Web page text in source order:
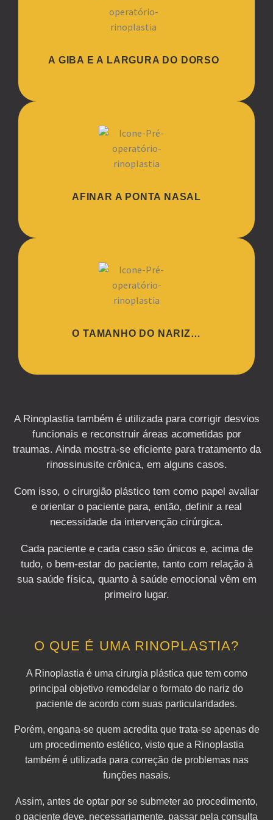
A GIBA E A LARGURA DO DORSO
AFINAR A PONTA NASAL
O TAMANHO DO NARIZ…
A Rinoplastia também é utilizada para corrigir desvios
funcionais e reconstruir áreas acometidas por
traumas. Ainda mostra-se eficiente para tratamento da
rinossinusite crônica, em alguns casos.
Com isso, o cirurgião plástico tem como papel avaliar
e orientar o paciente para, então, definir a real
necessidade da intervenção cirúrgica.
Cada paciente e cada caso são únicos e, acima de
tudo, o bem-estar do paciente, tanto com relação à
sua saúde física, quanto à saúde emocional vêm em
primeiro lugar.
O QUE É UMA RINOPLASTIA?
A Rinoplastia é uma cirurgia plástica que tem como
principal objetivo remodelar o formato do nariz do
paciente de acordo com suas particularidades.
Porém, engana-se quem acredita que trata-se apenas de
um procedimento estético, visto que a Rinoplastia
também é utilizada para correção de problemas nas
funções nasais.
Assim, antes de optar por se submeter ao procedimento,
o paciente deve, necessariamente, passar pela consulta